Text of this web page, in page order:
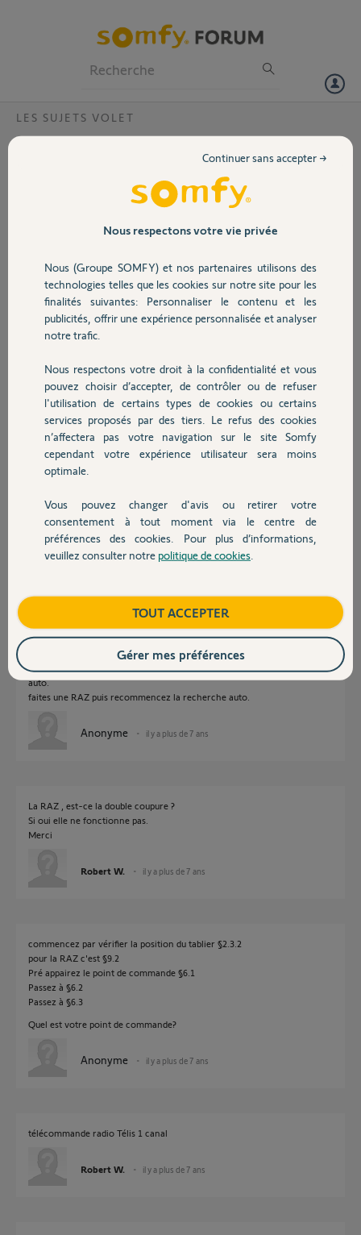
Volet
Sécurité
Domotique
Chauffage
Autres produits
Devis avec un pro
Contact
LES SUJETS VOLET
comment régler les fins de course des petits
moteur Oximo S RTS, la double coupure a fonctionné une fois ,
Le moteur fonctionne en marche impulsionnelle .
Robert W.
il y a plus de 7 ans
Participer au fil de discussion
Réponses
Sur ce moteur les recherches de FdC sont auto.
Voir votre notice.
Quelles dimensions le tablier?
Hauteur 80 cm, largeur 70 cm
Robert W. il y a plus de 7 ans
Donc je vous confirme que pour les petits tabliers la recherche de FdC est
auto.
faites une RAZ puis recommencez la recherche auto.
Anonyme il y a plus de 7 ans
La RAZ , est-ce la double coupure ?
Si oui elle ne fonctionne pas.
Merci
Robert W. il y a plus de 7 ans
commencez par vérifier la position du tablier §2.3.2
pour la RAZ c'est §9.2
Pré appairez le point de commande §6.1
Passez à §6.2
Passez à §6.3
Quel est votre point de commande?
Anonyme il y a plus de 7 ans
télécommande radio Télis 1 canal
Robert W. il y a plus de 7 ans
Nous respectons votre vie privée
Nous (Groupe SOMFY) et nos partenaires utilisons des
technologies telles que les cookies sur notre site pour les
finalités suivantes: Personnaliser le contenu et les
publicités, offrir une expérience personnalisée et analyser
notre trafic.
Nous respectons votre droit à la confidentialité et vous
pouvez choisir d’accepter, de contrôler ou de refuser
l'utilisation de certains types de cookies ou certains
services proposés par des tiers. Le refus des cookies
n’affectera pas votre navigation sur le site Somfy
cependant votre expérience utilisateur sera moins
optimale.
Vous pouvez changer d'avis ou retirer votre
consentement à tout moment via le centre de
préférences des cookies. Pour plus d’informations,
veuillez consulter notre politique de cookies
Continuer sans accepter →
TOUT ACCEPTER
Gérer mes préférences